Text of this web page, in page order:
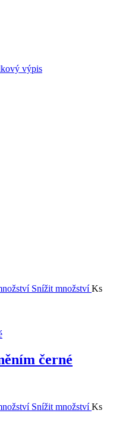
výpis
Snížit množstvíKs
černé
Snížit množstvíKs